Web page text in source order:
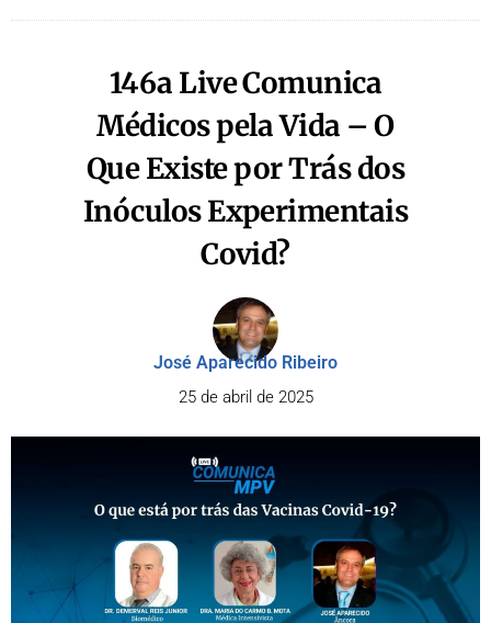
146a Live Comunica
Médicos pela Vida – O
Que Existe por Trás dos
Inóculos Experimentais
Covid?
José Aparecido Ribeiro
25 de abril de 2025